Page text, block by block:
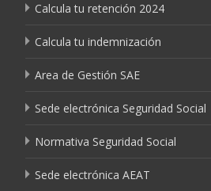
Calcula tu retención 2024
Calcula tu indemnización
Area de Gestión SAE
Sede electrónica Seguridad Social
Normativa Seguridad Social
Sede electrónica AEAT